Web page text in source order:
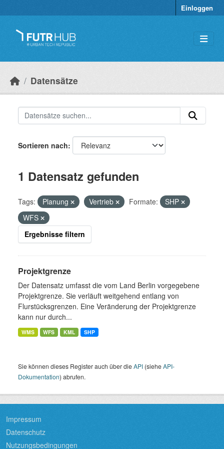
Einloggen
Datensätze
Sortieren nach
1 Datensatz gefunden
Tags: Planung Vertrieb Formate:
SHP
WFS
Ergebnisse filtern
Projektgrenze
Der Datensatz umfasst die vom Land Berlin vorgegebene
Projektgrenze. Sie verläuft weitgehend entlang von
Flurstücksgrenzen. Eine Veränderung der Projektgrenze
kann nur durch...
WMS WFS KML SHP
Sie können dieses Register auch über dieAPI (sieheAPI-
Dokumentation) abrufen.
Impressum
Datenschutz
Nutzungsbedingungen